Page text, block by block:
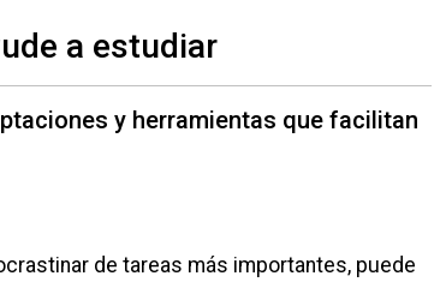
a estudiar
y herramientas que facilitan
de tareas más importantes, puede